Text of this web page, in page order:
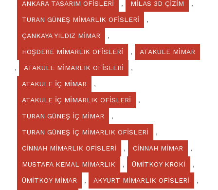
ANKARA TASARIM OFİSLERİ , MİLAS 3D ÇİZİM ,
TURAN GÜNEŞ MİMARLIK OFİSLERİ ,
ÇANKAYA YILDIZ MİMAR ,
HOŞDERE MİMARLIK OFİSLERİ , ATAKULE MİMAR
, ATAKULE MİMARLIK OFİSLERİ ,
ATAKULE İÇ MİMAR ,
ATAKULE İÇ MİMARLIK OFİSLERİ ,
TURAN GÜNEŞ İÇ MİMAR ,
TURAN GÜNEŞ İÇ MİMARLIK OFİSLERİ ,
CİNNAH MİMARLIK OFİSLERİ , CİNNAH MİMAR ,
MUSTAFA KEMAL MİMARLIK , ÜMİTKÖY KROKİ ,
ÜMİTKÖY MİMAR , AKYURT MİMARLIK OFİSLERİ ,